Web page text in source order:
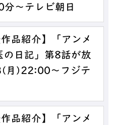
～テレビ朝日
品紹介】「アンメ
の日記」第8話が放
月)22:00～フジテ
品紹介】「アンメ